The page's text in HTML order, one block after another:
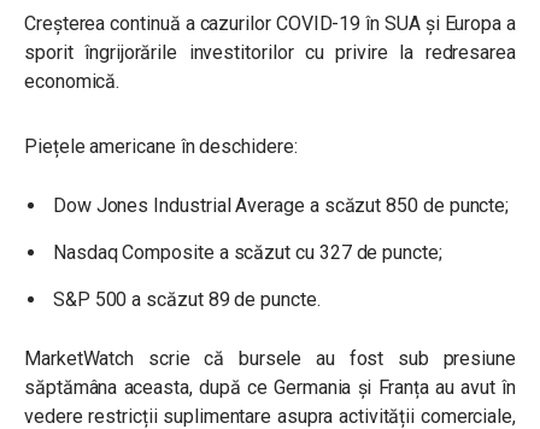
Creșterea continuă a cazurilor COVID-19 în SUA și Europa a
sporit îngrijorările investitorilor cu privire la redresarea
economică.
Piețele americane în deschidere:
Dow Jones Industrial Average a scăzut 850 de puncte;
Nasdaq Composite a scăzut cu 327 de puncte;
S&P 500 a scăzut 89 de puncte.
MarketWatch scrie că bursele au fost sub presiune
săptămâna aceasta, după ce Germania și Franța au avut în
vedere restricții suplimentare asupra activității comerciale,